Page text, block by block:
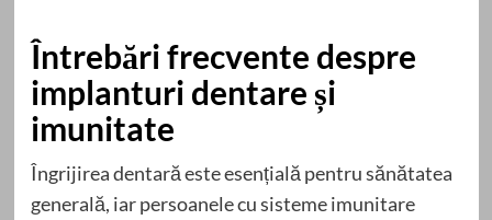
Întrebări frecvente despre
implanturi dentare și
imunitate
Îngrijirea dentară este esențială pentru sănătatea
generală, iar persoanele cu sisteme imunitare